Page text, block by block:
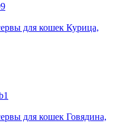
для кошек Курица,
для кошек Говядина,